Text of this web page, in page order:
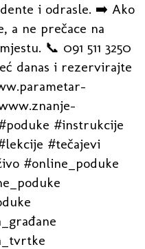
i odrasle. ➡️ Ako
a ne prečace na
📞 091 511 3250
danas i rezervirajte
#instrukcije
#tečajevi
#online_poduke